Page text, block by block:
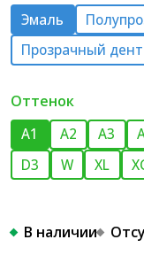
Эмаль
Прозрачный
Оттенок
A1 A2 A3
D3
W XL
В наличии